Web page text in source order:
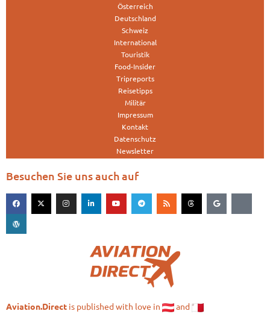
Österreich
Deutschland
Schweiz
International
Touristik
Food-Insider
Tripreports
Reisetipps
Militär
Impressum
Kontakt
Datenschutz
Newsletter
Besuchen Sie uns auch auf
Aviation.Direct is published with love in and